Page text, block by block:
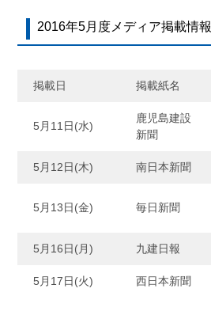
2016年5月度メディア掲載情報
掲載日 掲載紙名
5月11日(水)
鹿児島建設
新聞
5月12日(木) 南日本新聞
5月13日(金) 毎日新聞
5月16日(月) 九建日報
5月17日(火) 西日本新聞